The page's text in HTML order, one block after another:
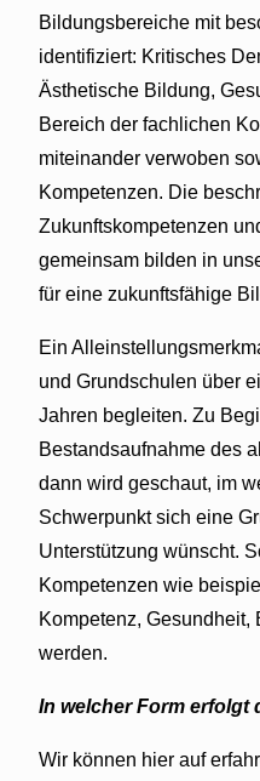
Bildungsbereiche mit
identifiziert: Kritisches
Ästhetische Bildung,
Bereich der fachlichen
miteinander verwoben
Kompetenzen. Die
Zukunftskompetenzen
gemeinsam bilden in
für eine zukunftsfähige
Ein
und Grundschulen über
Jahren begleiten. Zu
Bestandsaufnahme des
dann wird geschaut, im
Schwerpunkt sich eine
Unterstützung wünscht.
Kompetenzen wie
Kompetenz, Gesundheit,
werden.
In welcher Form erfolgt
Wir können hier auf